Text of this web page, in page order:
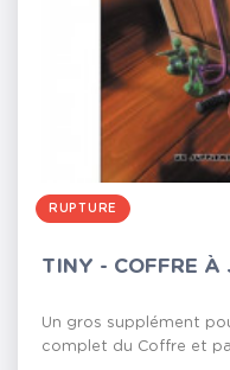
RUPTURE
TINY - COFFRE À
Un gros supplément
complet du Coffre et